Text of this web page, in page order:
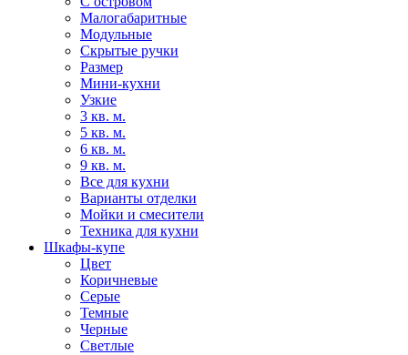
Малогабаритные
Модульные
Скрытые ручки
Размер
Мини-кухни
Узкие
3 кв. м.
5 кв. м.
6 кв. м.
9 кв. м.
Все для кухни
Варианты отделки
Мойки и смесители
Техника для кухни
Шкафы-купе
Цвет
Коричневые
Серые
Темные
Черные
Светлые